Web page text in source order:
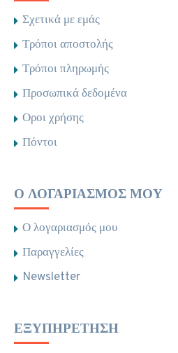
Σχετικά με εμάς
Τρόποι αποστολής
Τρόποι πληρωμής
Προσωπικά δεδομένα
Οροι χρήσης
Πόντοι
Ο ΛΟΓΑΡΙΑΣΜΌΣ ΜΟΥ
Ο λογαριασμός μου
Παραγγελίες
Newsletter
ΕΞΥΠΗΡΈΤΗΣΗ